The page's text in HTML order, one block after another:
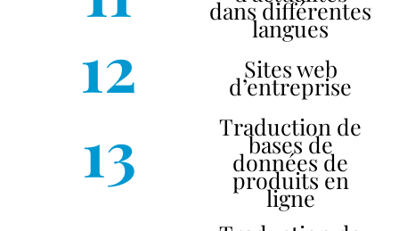
dans différentes
langues
12 Sites web
d’entreprise
13 Traduction de
bases de
données de
produits en
ligne